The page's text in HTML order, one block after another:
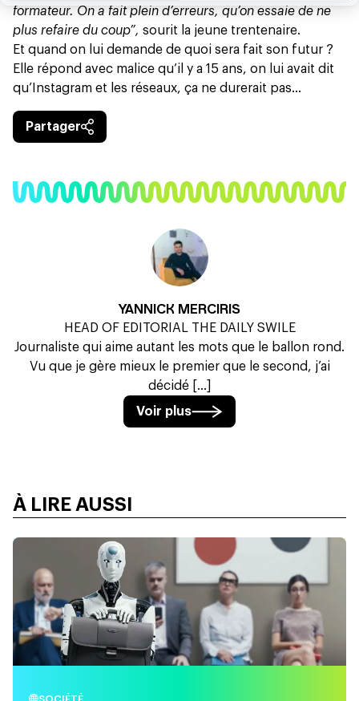
formateur. On a fait plein d’erreurs, qu’on essaie de ne
plus refaire du coup”, sourit la jeune trentenaire.
Et quand on lui demande de quoi sera fait son futur ?
Elle répond avec malice qu’il y a 15 ans, on lui avait dit
qu’Instagram et les réseaux, ça ne durerait pas…
Partager
YANNICK MERCIRIS
HEAD OF EDITORIAL THE DAILY SWILE
Journaliste qui aime autant les mots que le ballon rond.
Vu que je gère mieux le premier que le second, j’ai
décidé [...]
Voir plus
À LIRE AUSSI
SOCIÉTÉ